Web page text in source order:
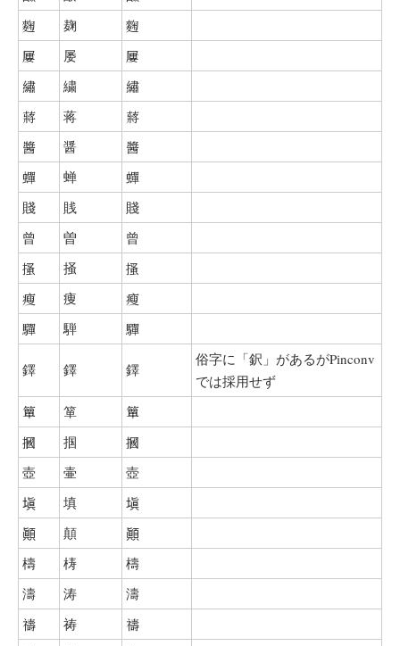
麴
麹
麴
屢
屡
屢
繡
繍
繡
蔣
蒋
蔣
醬
醤
醬
蟬
蝉 蟬
賤 賎
賤
曾
曽 曾
搔 掻
搔
瘦
痩
瘦
驒
騨 驒
鐸 鐸 鐸
俗字に「鈬」があるがPinconv
では採用せず
簞 箪
簞
摑
掴 摑
壺 壷 壺
塡 填
塡
顚
顛 顚
檮 梼
檮
濤
涛 濤
禱 祷
禱